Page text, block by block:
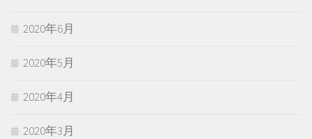
2020年6月
2020年5月
2020年4月
2020年3月